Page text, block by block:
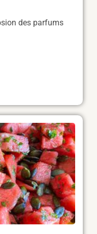
des parfums